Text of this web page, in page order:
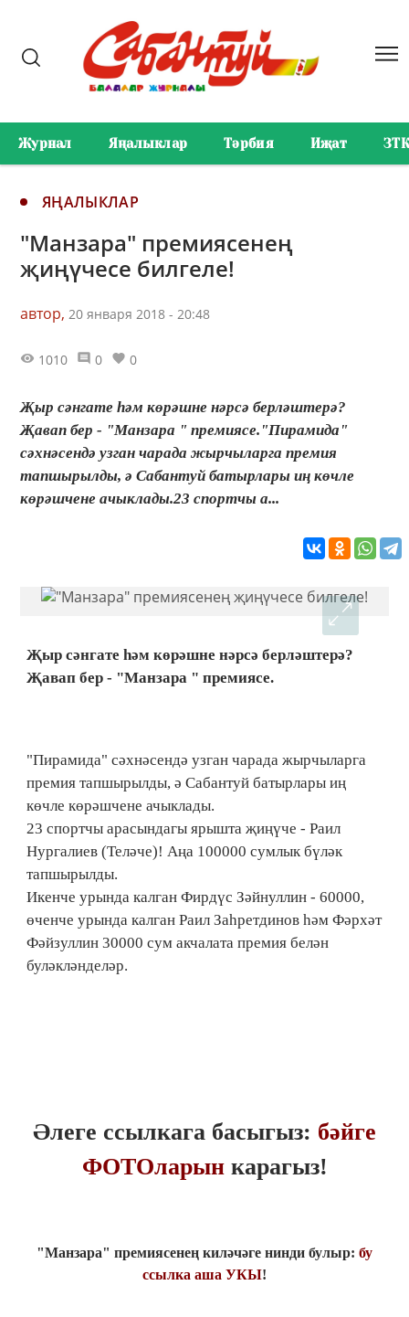
Журнал Яңалыклар Тәрбия Иҗат ЗТК
ЯҢАЛЫКЛАР
"Манзара" премиясенең
җиңүчесе билгеле!
автор, 20 января 2018 - 20:48
1010 0 0
Җыр сәнгате һәм көрәшне нәрсә берләштерә?
Җавап бер - "Манзара " премиясе."Пирамида"
сәхнәсендә узган чарада жырчыларга премия
тапшырылды, ә Сабантуй батырлары иң көчле
көрәшчене ачыклады.23 спортчы а...
Җыр сәнгате һәм көрәшне нәрсә берләштерә?
Җавап бер - "Манзара " премиясе.
"Пирамида" сәхнәсендә узган чарада жырчыларга
премия тапшырылды, ә Сабантуй батырлары иң
көчле көрәшчене ачыклады.
23 спортчы арасындагы ярышта җиңүче - Раил
Нургалиев (Теләче)! Аңа 100000 сумлык бүләк
тапшырылды.
Икенче урында калган Фирдүс Зәйнуллин - 60000,
өченче урында калган Раил Заһретдинов һәм Фәрхәт
Фәйзуллин 30000 сум акчалата премия белән
буләкләнделәр.
Әлеге ссылкага басыгыз: бәйге
ФОТОларынкарагыз!
"Манзара" премиясенең киләчәге нинди булыр: бу
ссылка аша УКЫ!